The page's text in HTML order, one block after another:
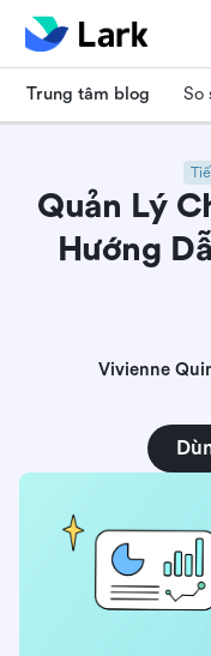
Trung tâm blog So
Quản Lý
Hướng
Vivienne